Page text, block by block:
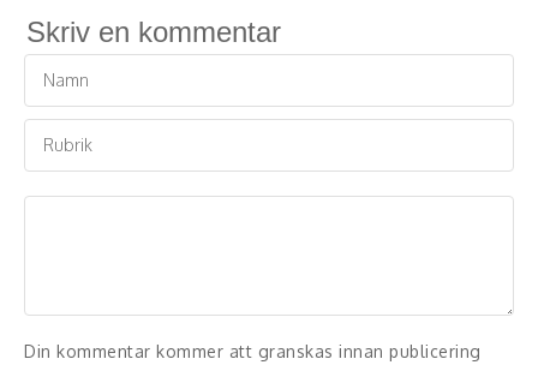
Skriv en kommentar
Din kommentar kommer att granskas innan publicering